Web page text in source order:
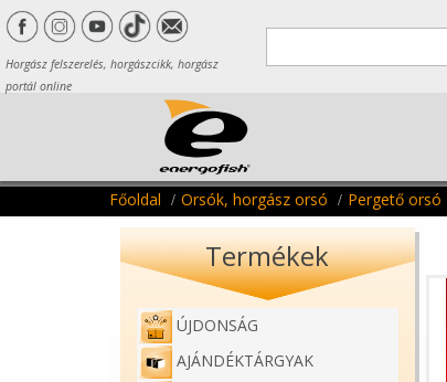
Horgász felszerelés, horgászcikk, horgász
portál online
Főoldal Orsók, horgász orsó Pergető orsó
Termékek
ÚJDONSÁG
AJÁNDÉKTÁRGYAK